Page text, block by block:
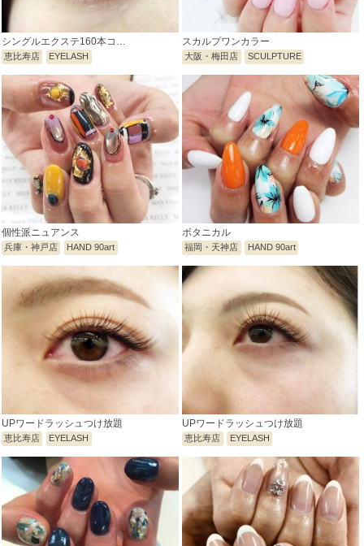
シングルエクステ160本コ…
恵比寿店 EYELASH
スカルプワンカラー
大阪・梅田店 SCULPTURE
個性派ニュアンス
兵庫・神戸店 HAND 90art
ボタニカル
福岡・天神店 HAND 90art
UPワードラッシュつけ放題
恵比寿店 EYELASH
UPワードラッシュつけ放題
恵比寿店 EYELASH